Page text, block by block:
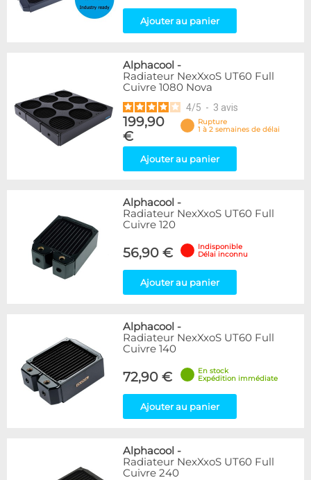
Ajouter au panier
Alphacool -
Radiateur NexXxoS UT60 Full
Cuivre 1080 Nova
4/5 - 3 avis
199,90
€
Rupture
1 à 2 semaines de délai
Ajouter au panier
Alphacool -
Radiateur NexXxoS UT60 Full
Cuivre 120
56,90 €
Indisponible
Délai inconnu
Ajouter au panier
Alphacool -
Radiateur NexXxoS UT60 Full
Cuivre 140
72,90 €
En stock
Expédition immédiate
Ajouter au panier
Alphacool -
Radiateur NexXxoS UT60 Full
Cuivre 240